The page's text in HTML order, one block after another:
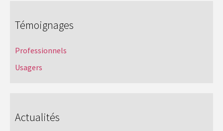
Témoignages
Professionnels
Usagers
Actualités